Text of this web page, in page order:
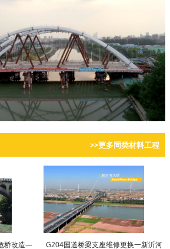
>>更多同类材料工程
桥改造—
G204国道桥梁支座维修更换一新沂河